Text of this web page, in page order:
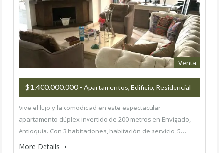
Venta
$1.400.000.000- Apartamentos, Edificio, Residencial
Vive el lujo y la comodidad en este espectacular
apartamento dúplex invertido de 200 metros en Envigado,
Antioquia. Con 3 habitaciones, habitación de servicio, 5…
More Details